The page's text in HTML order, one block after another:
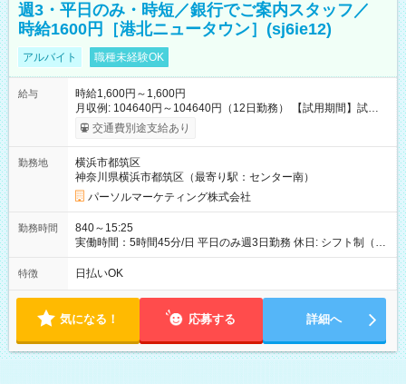
週3・平日のみ・時短／銀行でご案内スタッフ／
時給1600円［港北ニュータウン］(sj6ie12)
アルバイト 職種未経験OK
給与
時給1,600円～1,600円
月収例: 104640円～104640円（12日勤務） 【試用期間】試用
期間なし
交通費別途支給あり
勤務地
横浜市都筑区
神奈川県横浜市都筑区（最寄り駅：センター南）
パーソルマーケティング株式会社
勤務時間
840～15:25
実働時間：5時間45分/日 平日のみ週3日勤務 休日: シフト制（土
日祝
特徴 日払いOK
気になる！ 応募する 詳細へ